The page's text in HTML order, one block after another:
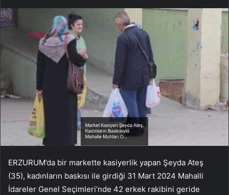
ERZURUM’da bir markette kasiyerlik yapan Şeyda Ateş
(35), kadınların baskısı ile girdiği 31 Mart 2024 Mahalli
İdareler Genel Seçimleri’nde 42 erkek rakibini geride